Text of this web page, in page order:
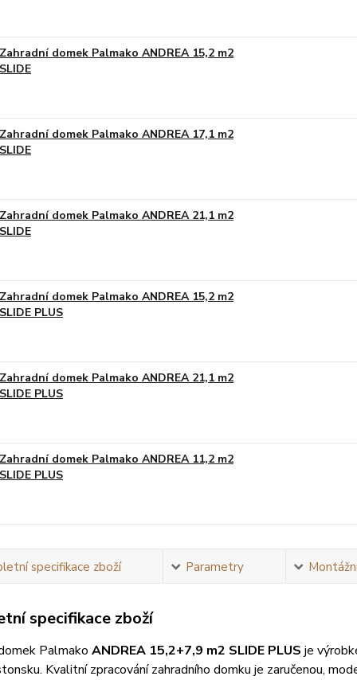
domek Palmako ANDREA 15,2 m2
domek Palmako ANDREA 17,1 m2
domek Palmako ANDREA 21,1 m2
domek Palmako ANDREA 15,2 m2
PLUS
domek Palmako ANDREA 21,1 m2
PLUS
domek Palmako ANDREA 11,2 m2
PLUS
specifikace zboží Parametry
specifikace zboží
Palmako ANDREA 15,2+7,9 m2 SLIDE PLUS je
Kvalitní zpracování zahradního domku je zaručenou,